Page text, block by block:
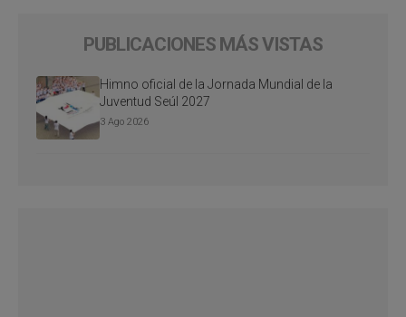
PUBLICACIONES MÁS VISTAS
Himno oficial de la Jornada Mundial de la
Juventud Seúl 2027
3 Ago 2026